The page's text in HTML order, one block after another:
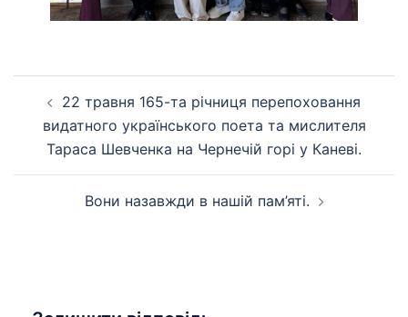
запису
22 травня 165-та річниця перепоховання
видатного українського поета та мислителя
Тараса Шевченка на Чернечій горі у Каневі.
Вони назавжди в нашій пам’яті.